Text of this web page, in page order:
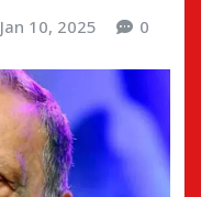
Jan 10, 2025 0